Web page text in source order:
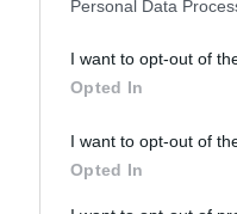
Personal Data
I want to opt-out of
Opted In
I want to opt-out of
Opted In
rady lékaře.
new neurons as their
2025)
2026)
SuperAging Program
Avoid Cognitive